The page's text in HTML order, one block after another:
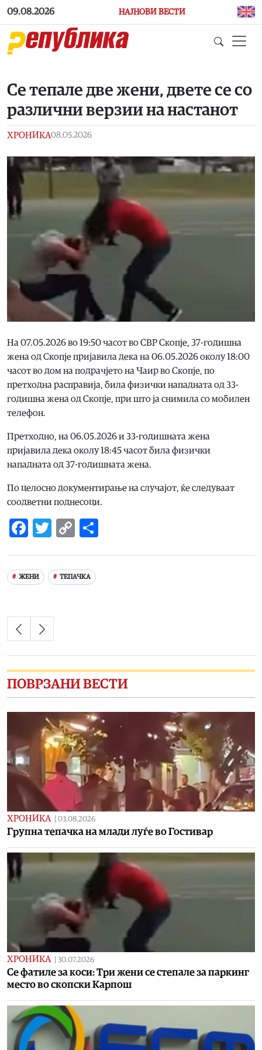
Skip to main content
09.08.2026 НАЈНОВИ ВЕСТИ
Се тепале две жени, двете се со
различни верзии на настанот
ХРОНИКА08.05.2026
На 07.05.2026 во 19:50 часот во СВР Скопје, 37-годишна
жена од Скопје пријавила дека на 06.05.2026 околу 18:00
часот во дом на подрачјето на Чаир во Скопје, по
претходна расправија, била физички нападната од 33-
годишна жена од Скопје, при што ја снимила со мобилен
телефон.
Претходно, на 06.05.2026 и 33-годишната жена
пријавила дека околу 18:45 часот била физички
нападната од 37-годишната жена.
По целосно документирање на случајот, ќе следуваат
соодветни поднесоци.
Facebook
Twitter
Copy
ЖЕНИ ТЕПАЧКА
ПОВРЗАНИ ВЕСТИ
ХРОНИКА 03.08.2026
Групна тепачка на млади луѓе во Гостивар
ХРОНИКА 30.07.2026
Се фатиле за коси: Три жени се степале за паркинг
место во скопски Карпош